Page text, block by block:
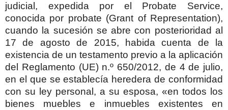
judicial, expedida por el Probate Service,
conocida por probate (Grant of Representation),
cuando la sucesión se abre con posterioridad al
17 de agosto de 2015, habida cuenta de la
existencia de un testamento previo a la aplicación
del Reglamento (UE) n.º 650/2012, de 4 de julio,
en el que se establecía heredera de conformidad
con su ley personal, a su esposa, «en todos los
bienes muebles e inmuebles existentes en